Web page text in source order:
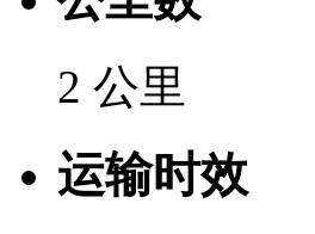
2 公里
运输时效